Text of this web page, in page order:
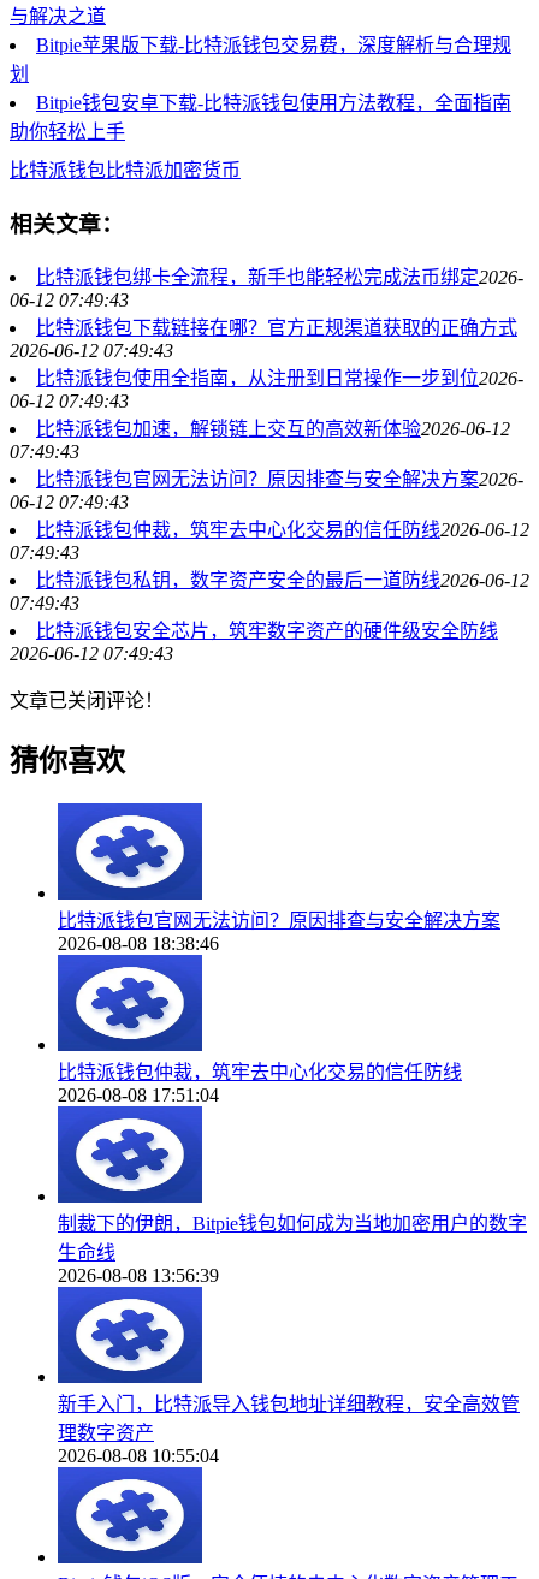
与解决之道
Bitpie苹果版下载-比特派钱包交易费，深度解析与合理规
划
Bitpie钱包安卓下载-比特派钱包使用方法教程，全面指南
助你轻松上手
比特派钱包比特派加密货币
相关文章：
比特派钱包绑卡全流程，新手也能轻松完成法币绑定2026-
06-12 07:49:43
比特派钱包下载链接在哪？官方正规渠道获取的正确方式
2026-06-12 07:49:43
比特派钱包使用全指南，从注册到日常操作一步到位2026-
06-12 07:49:43
比特派钱包加速，解锁链上交互的高效新体验2026-06-12
07:49:43
比特派钱包官网无法访问？原因排查与安全解决方案2026-
06-12 07:49:43
比特派钱包仲裁，筑牢去中心化交易的信任防线2026-06-12
07:49:43
比特派钱包私钥，数字资产安全的最后一道防线2026-06-12
07:49:43
比特派钱包安全芯片，筑牢数字资产的硬件级安全防线
2026-06-12 07:49:43
文章已关闭评论！
猜你喜欢
比特派钱包官网无法访问？原因排查与安全解决方案
2026-08-08 18:38:46
比特派钱包仲裁，筑牢去中心化交易的信任防线
2026-08-08 17:51:04
制裁下的伊朗，Bitpie钱包如何成为当地加密用户的数字
生命线
2026-08-08 13:56:39
新手入门，比特派导入钱包地址详细教程，安全高效管
理数字资产
2026-08-08 10:55:04